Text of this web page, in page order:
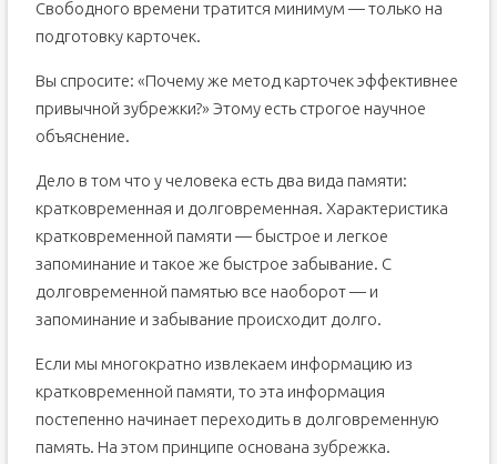
Свободного времени тратится минимум — только на
подготовку карточек.
Вы спросите: «Почему же метод карточек эффективнее
привычной зубрежки?» Этому есть строгое научное
объяснение.
Дело в том что у человека есть два вида памяти:
кратковременная и долговременная. Характеристика
кратковременной памяти — быстрое и легкое
запоминание и такое же быстрое забывание. С
долговременной памятью все наоборот — и
запоминание и забывание происходит долго.
Если мы многократно извлекаем информацию из
кратковременной памяти, то эта информация
постепенно начинает переходить в долговременную
память. На этом принципе основана зубрежка.